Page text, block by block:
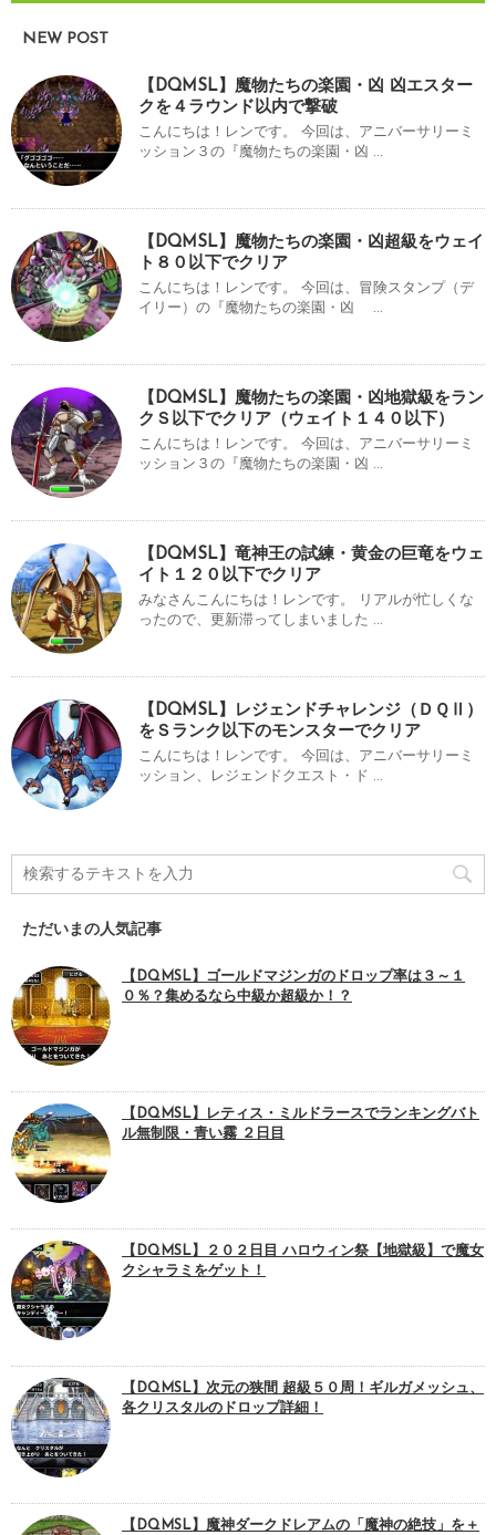
NEW POST
【DQMSL】魔物たちの楽園・凶 凶エスター
クを４ラウンド以内で撃破
こんにちは！レンです。 今回は、アニバーサリーミ
ッション３の『魔物たちの楽園・凶 ...
【DQMSL】魔物たちの楽園・凶超級をウェイ
ト８０以下でクリア
こんにちは！レンです。 今回は、冒険スタンプ（デ
イリー）の『魔物たちの楽園・凶 ...
【DQMSL】魔物たちの楽園・凶地獄級をラン
クＳ以下でクリア（ウェイト１４０以下）
こんにちは！レンです。 今回は、アニバーサリーミ
ッション３の『魔物たちの楽園・凶 ...
【DQMSL】竜神王の試練・黄金の巨竜をウェ
イト１２０以下でクリア
みなさんこんにちは！レンです。 リアルが忙しくな
ったので、更新滞ってしまいました ...
【DQMSL】レジェンドチャレンジ（ＤＱⅡ）
をＳランク以下のモンスターでクリア
こんにちは！レンです。 今回は、アニバーサリーミ
ッション、レジェンドクエスト・ド ...
ただいまの人気記事
【DQMSL】ゴールドマジンガのドロップ率は３～１
０％？集めるなら中級か超級か！？
【DQMSL】レティス・ミルドラースでランキングバト
ル無制限・青い霧 ２日目
【DQMSL】２０２日目 ハロウィン祭【地獄級】で魔女
クシャラミをゲット！
【DQMSL】次元の狭間 超級５０周！ギルガメッシュ、
各クリスタルのドロップ詳細！
【DQMSL】魔神ダークドレアムの「魔神の絶技」を＋